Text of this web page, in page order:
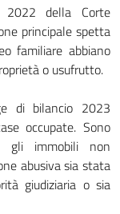
della Corte
principale spetta
familiare abbiano
o usufrutto.
di bilancio 2023
occupate. Sono
gli immobili non
abusiva sia stata
giudiziaria o sia